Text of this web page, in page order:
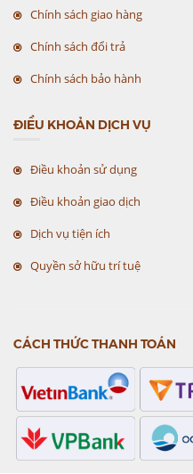
Chính sách giao hàng
Chính sách đổi trả
Chính sách bảo hành
ĐIỀU KHOẢN DỊCH VỤ
Điều khoản sử dụng
Điều khoản giao dịch
Dịch vụ tiện ích
Quyền sở hữu trí tuệ
CÁCH THỨC THANH TOÁN